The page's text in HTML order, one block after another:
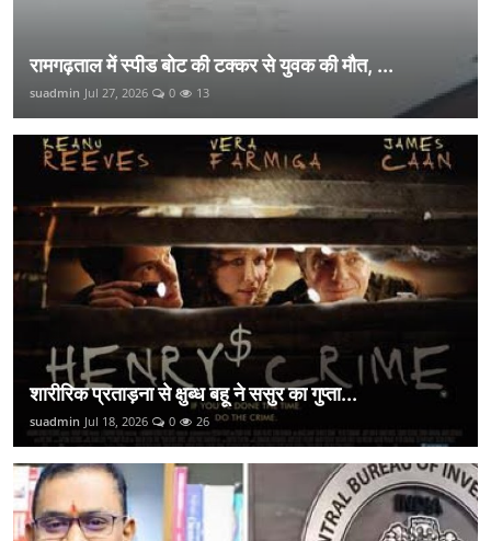
रामगढ़ताल में स्पीड बोट की टक्कर से युवक की मौत, ...
suadmin Jul 27, 2026 0 13
शारीरिक प्रताड़ना से क्षुब्ध बहू ने ससुर का गुप्ता...
suadmin Jul 18, 2026 0 26